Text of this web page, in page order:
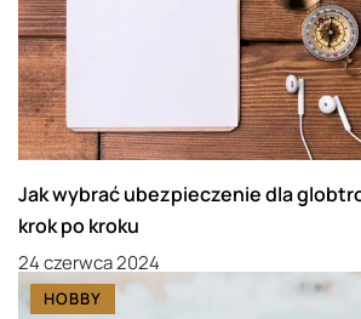
Jak wybrać ubezpieczenie dla
krok po kroku
24 czerwca 2024
HOBBY